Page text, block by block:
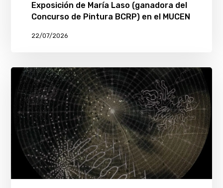
Exposición de María Laso (ganadora del
Concurso de Pintura BCRP) en el MUCEN
22/07/2026